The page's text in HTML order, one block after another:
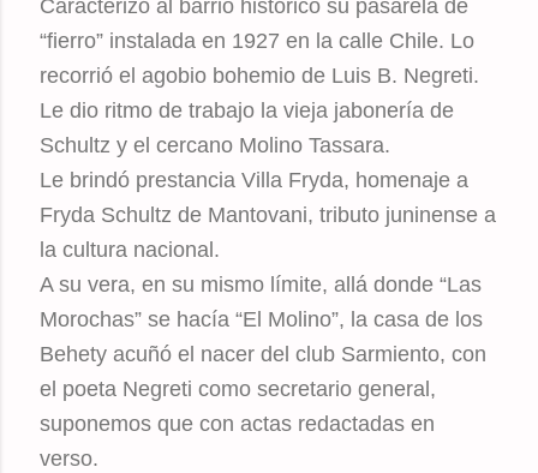
Caracterizó al barrio histórico su pasarela de
“fierro” instalada en 1927 en la calle Chile. Lo
recorrió el agobio bohemio de Luis B. Negreti.
Le dio ritmo de trabajo la vieja jabonería de
Schultz y el cercano Molino Tassara.
Le brindó prestancia Villa Fryda, homenaje a
Fryda Schultz de Mantovani, tributo juninense a
la cultura nacional.
A su vera, en su mismo límite, allá donde “Las
Morochas” se hacía “El Molino”, la casa de los
Behety acuñó el nacer del club Sarmiento, con
el poeta Negreti como secretario general,
suponemos que con actas redactadas en
verso.